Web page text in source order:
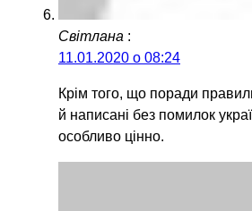
Світлана :
11.01.2020 о 08:24
Крім того, що поради
й написані без помилок
особливо цінно.